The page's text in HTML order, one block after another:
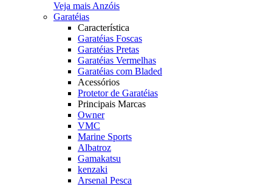
Veja mais Anzóis
Garatéias
Característica
Garatéias Foscas
Garatéias Pretas
Garatéias Vermelhas
Garatéias com Bladed
Acessórios
Protetor de Garatéias
Principais Marcas
Owner
VMC
Marine Sports
Albatroz
Gamakatsu
kenzaki
Arsenal Pesca